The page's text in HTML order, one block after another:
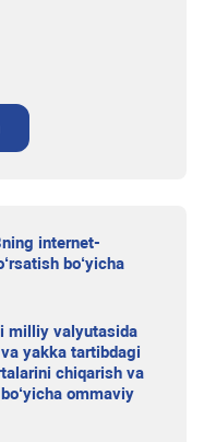
internet-
bo‘yicha
milliy valyutasida
yakka tartibdagi
chiqarish va
ommaviy